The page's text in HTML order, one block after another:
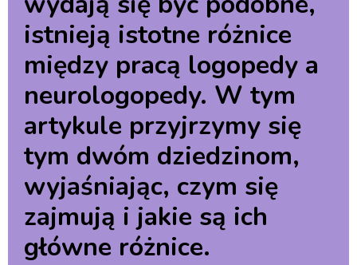
istnieją istotne różnice
między pracą logopedy a
neurologopedy. W tym
artykule przyjrzymy się
tym dwóm dziedzinom,
wyjaśniając, czym się
zajmują i jakie są ich
główne różnice.